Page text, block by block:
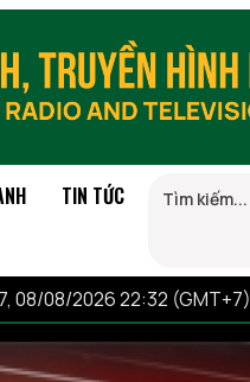
TIN TỨC
08/08/2026 22:32 (GMT+7)